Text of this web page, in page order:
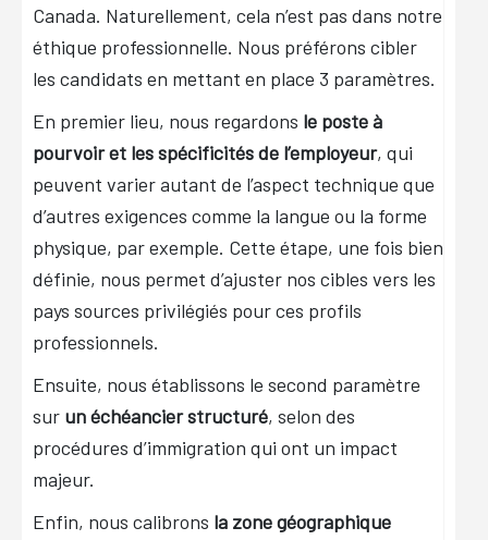
Canada. Naturellement, cela n’est pas dans notre
éthique professionnelle. Nous préférons cibler
les candidats en mettant en place 3 paramètres.
En premier lieu, nous regardons le poste à
pourvoir et les spécificités de l’employeur, qui
peuvent varier autant de l’aspect technique que
d’autres exigences comme la langue ou la forme
physique, par exemple. Cette étape, une fois bien
définie, nous permet d’ajuster nos cibles vers les
pays sources privilégiés pour ces profils
professionnels.
Ensuite, nous établissons le second paramètre
sur un échéancier structuré, selon des
procédures d’immigration qui ont un impact
majeur.
Enfin, nous calibrons la zone géographique